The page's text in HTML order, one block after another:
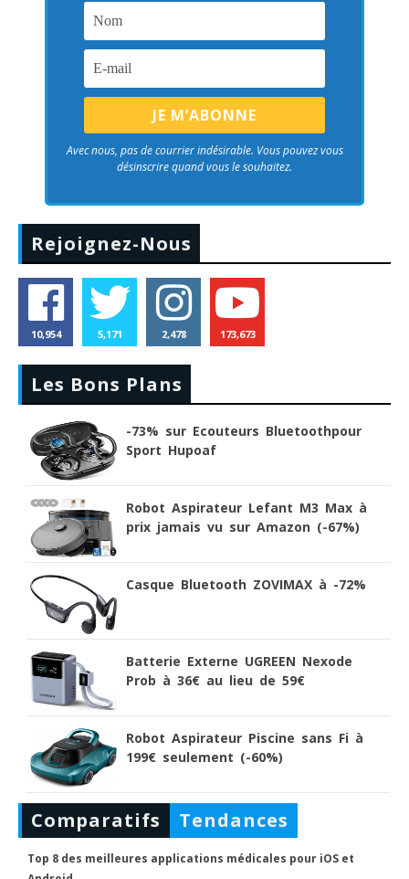
Avec nous, pas de courrier indésirable. Vous pouvez vous
désinscrire quand vous le souhaitez.
Rejoignez-Nous
10,954 5,171 2,478 173,673
Les Bons Plans
-73% sur Ecouteurs Bluetoothpour
Sport Hupoaf
Robot Aspirateur Lefant M3 Max à
prix jamais vu sur Amazon (-67%)
Casque Bluetooth ZOVIMAX à -72%
Batterie Externe UGREEN Nexode
Prob à 36€ au lieu de 59€
Robot Aspirateur Piscine sans Fi à
199€ seulement (-60%)
Comparatifs Tendances
Top 8 des meilleures applications médicales pour iOS et